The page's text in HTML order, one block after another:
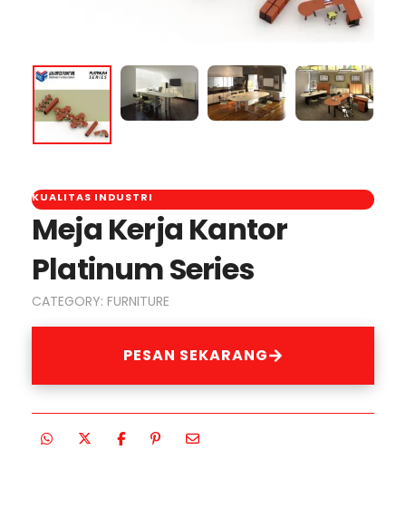
KUALITAS INDUSTRI
Meja Kerja Kantor
Platinum Series
CATEGORY: FURNITURE
PESAN SEKARANG